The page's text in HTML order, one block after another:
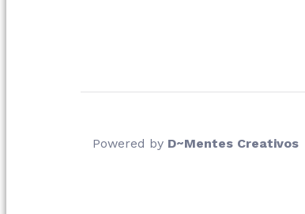
Powered by D~Mentes Creativos